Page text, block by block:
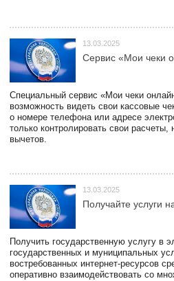
13.03.2025
Сервис «Мои чеки
Специальный сервис «Мои чеки
возможность видеть свои кассовые
о номере телефона или адресе
только контролировать свои
вычетов.
13.03.2025
Получайте услуги
Получить государственную услугу в
государственных и муниципальных
востребованных интернет-ресурсов
оперативно взаимодействовать со